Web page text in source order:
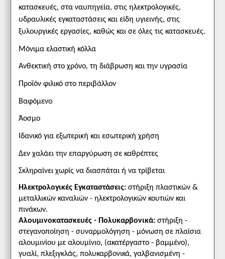
κατασκευές, στα ναυπηγεία, στις ηλεκτρολογικές,
υδραυλικές εγκαταστάσεις και είδη υγιεινής, στις
ξυλουργικές εργασίες, καθώς και σε όλες τις κατασκευές.
Μόνιμα ελαστική κόλλα
Ανθεκτική στο χρόνο, τη διάβρωση και την υγρασία
Προϊόν φιλικό στο περιβάλλον
Βαφόμενο
Άοσμο
Ιδανικό για εξωτερική και εσωτερική χρήση
Δεν χαλάει την επαργύρωση σε καθρέπτες
Σκληραίνει χωρίς να διασπάται ή να τρίβεται
Ηλεκτρολογικές Εγκαταστάσεις: στήριξη πλαστικών &
μεταλλικών καναλιών - ηλεκτρολογικών κουτιών και
πινάκων.
Αλουμινοκατασκευές - Πολυκαρβονικά: στήριξη -
στεγανοποίηση - συναρμολόγηση - μόνωση σε πλαίσια
αλουμινίου με αλουμίνιο, (ακατέργαστο - βαμμένο),
γυαλί, πλεξιγκλάς, πολυκαρβονικά, γαλβανισμένη -